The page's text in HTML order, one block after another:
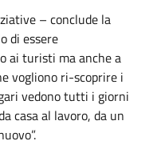
– conclude la
di essere
ai turisti ma anche a
vogliono ri-scoprire i
vedono tutti i giorni
casa al lavoro, da un